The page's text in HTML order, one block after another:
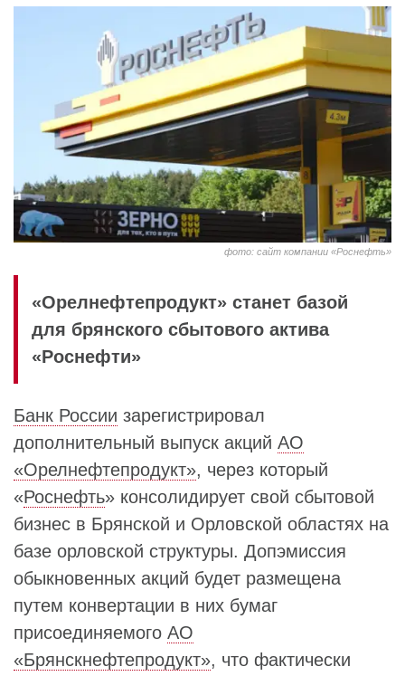
фото: сайт компании «Роснефть»
«Орелнефтепродукт» станет базой
для брянского сбытового актива
«Роснефти»
Банк России зарегистрировал
дополнительный выпуск акций АО
«Орелнефтепродукт», через который
«Роснефть» консолидирует свой сбытовой
бизнес в Брянской и Орловской областях на
базе орловской структуры. Допэмиссия
обыкновенных акций будет размещена
путем конвертации в них бумаг
присоединяемого АО
«Брянскнефтепродукт», что фактически